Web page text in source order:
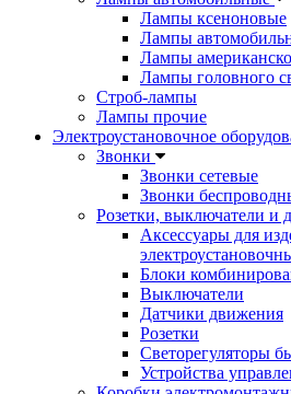
Лампы ксеноновые
Лампы
Лампы
Лампы головного
Строб-лампы
Лампы прочие
Электроустановочное
Звонки
Звонки сетевые
Звонки
Розетки, выключатели и
Аксессуары для
Блоки
Выключатели
Датчики движения
Розетки
Светорегуляторы
Устройства